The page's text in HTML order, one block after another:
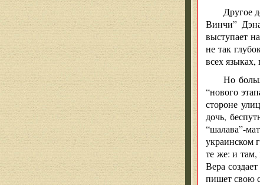
Другое
Винчи”
выступает
не так
всех
Но
“нового
стороне
дочь,
“шалава”-
украинском
те же: и там,
Вера
пишет свою